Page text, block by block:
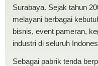
Surabaya. Sejak tahun
melayani berbagai
bisnis, event pameran,
industri di seluruh
Sebagai pabrik tenda